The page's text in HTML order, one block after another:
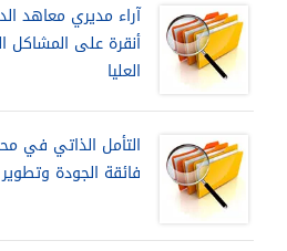
آراء مديري معاهد
أنقرة على المشاكل
العليا
التأمل الذاتي في
فائقة الجودة